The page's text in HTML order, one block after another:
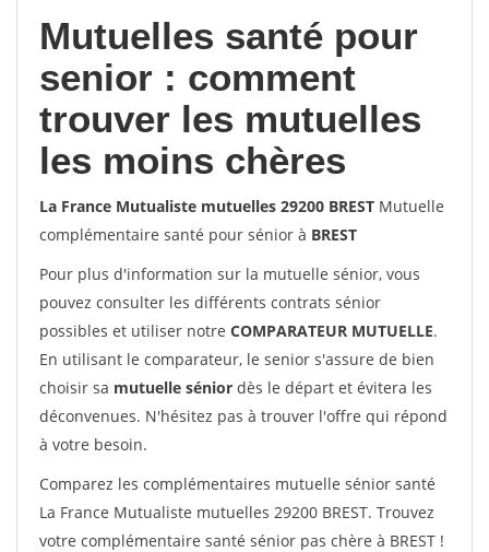
Mutuelles santé pour
senior : comment
trouver les mutuelles
les moins chères
La France Mutualiste mutuelles 29200 BREST Mutuelle
complémentaire santé pour sénior à BREST
Pour plus d'information sur la mutuelle sénior, vous
pouvez consulter les différents contrats sénior
possibles et utiliser notre COMPARATEUR MUTUELLE.
En utilisant le comparateur, le senior s'assure de bien
choisir sa mutuelle sénior dès le départ et évitera les
déconvenues. N'hésitez pas à trouver l'offre qui répond
à votre besoin.
Comparez les complémentaires mutuelle sénior santé
La France Mutualiste mutuelles 29200 BREST. Trouvez
votre complémentaire santé sénior pas chère à BREST !